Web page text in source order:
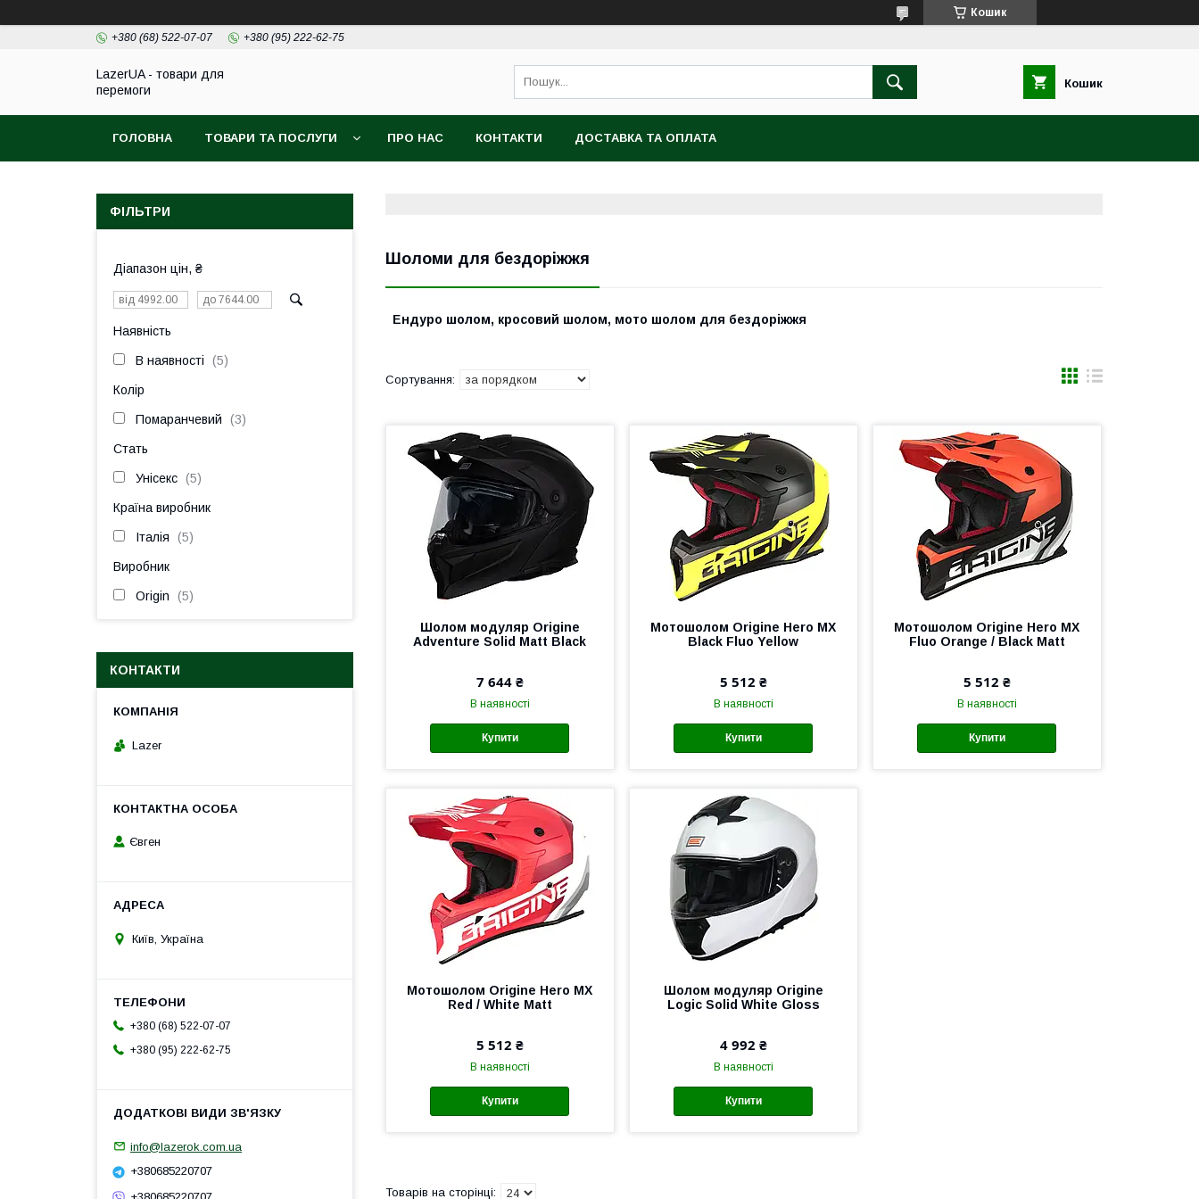
Кошик
+380 (68) 522-07-07 +380 (95) 222-62-75
LazerUA - товари для
перемоги
Кошик
ГОЛОВНА ТОВАРИ ТА ПОСЛУГИ ПРО НАС КОНТАКТИ ДОСТАВКА ТА ОПЛАТА
Шоломи для бездоріжжя
Ендуро шолом, кросовий шолом, мото шолом для бездоріжжя
Шолом модуляр Origine
Adventure Solid Matt Black
7 644 ₴
В наявності
Купити
Мотошолом Origine Hero MX
Black Fluo Yellow
5 512 ₴
В наявності
Купити
Мотошолом Origine Hero MX
Fluo Orange / Black Matt
5 512 ₴
В наявності
Купити
Мотошолом Origine Hero MX
Red / White Matt
5 512 ₴
В наявності
Купити
Шолом модуляр Origine
Logic Solid White Gloss
4 992 ₴
В наявності
Купити
ФІЛЬТРИ
Діапазон цін, ₴
Наявність
В наявності 5
Колір
Помаранчевий 3
Стать
Унісекс 5
Країна виробник
Італія 5
Виробник
Origin 5
КОНТАКТИ
Lazer
Євген
Київ, Україна
+380 (68) 522-07-07
+380 (95) 222-62-75
info@lazerok.com.ua
+380685220707